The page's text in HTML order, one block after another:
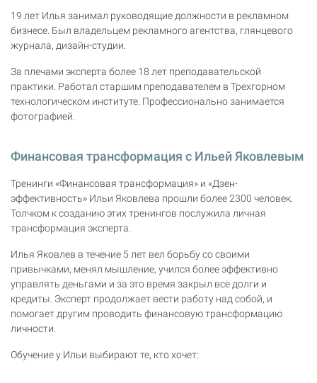
19 лет Илья занимал руководящие должности в рекламном
бизнесе. Был владельцем рекламного агентства, глянцевого
журнала, дизайн-студии.
За плечами эксперта более 18 лет преподавательской
практики. Работал старшим преподавателем в Трехгорном
технологическом институте. Профессионально занимается
фотографией.
Финансовая трансформация с Ильей Яковлевым
Тренинги «Финансовая трансформация» и «Дзен-
эффективность» Ильи Яковлева прошли более 2300 человек.
Толчком к созданию этих тренингов послужила личная
трансформация эксперта.
Илья Яковлев в течение 5 лет вел борьбу со своими
привычками, менял мышление, учился более эффективно
управлять деньгами и за это время закрыл все долги и
кредиты. Эксперт продолжает вести работу над собой, и
помогает другим проводить финансовую трансформацию
личности.
Обучение у Ильи выбирают те, кто хочет: